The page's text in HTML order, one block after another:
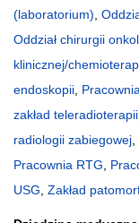
(laboratorium)
Oddział chirurgii
klinicznej/
endoskopii
zakład teleradioterapii
radiologii zabiegowej
Pracownia RTG
USG Zakład